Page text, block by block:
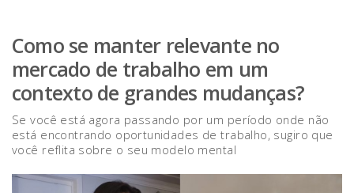
Como se manter relevante no
mercado de trabalho em um
contexto de grandes mudanças?
Se você está agora passando por um período onde não
está encontrando oportunidades de trabalho, sugiro que
você reflita sobre o seu modelo mental